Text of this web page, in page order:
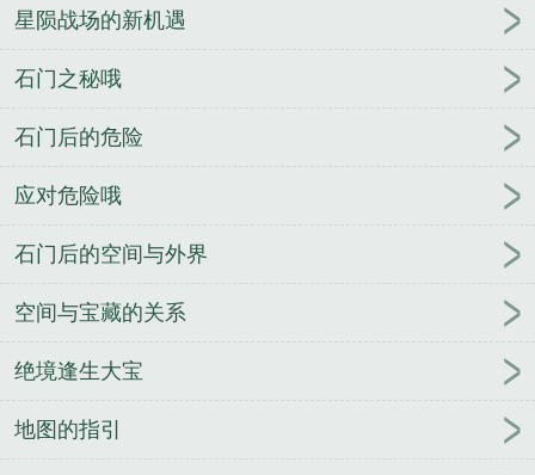
星陨战场的新机遇
石门之秘哦
石门后的危险
应对危险哦
石门后的空间与外界
空间与宝藏的关系
绝境逢生大宝
地图的指引